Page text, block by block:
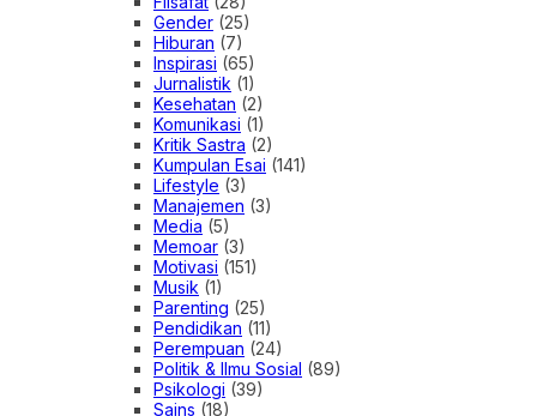
Gender (25)
Hiburan (7)
Inspirasi (65)
Jurnalistik (1)
Kesehatan (2)
Komunikasi (1)
Kritik Sastra (2)
Kumpulan Esai (141)
Lifestyle (3)
Manajemen (3)
Media (5)
Memoar (3)
Motivasi (151)
Musik (1)
Parenting (25)
Pendidikan (11)
Perempuan (24)
Politik & Ilmu Sosial (89)
Psikologi (39)
Sains (18)